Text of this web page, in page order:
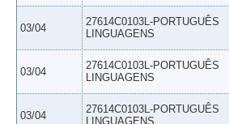
03/04
27614C0103L-PORTUGUÊS
LINGUAGENS
03/04
27614C0103L-PORTUGUÊS
LINGUAGENS
03/04
27614C0103L-PORTUGUÊS
LINGUAGENS